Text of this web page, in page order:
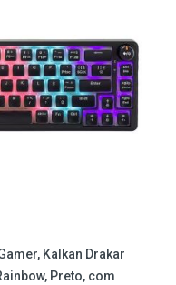
Kalkan Drakar
Preto, com